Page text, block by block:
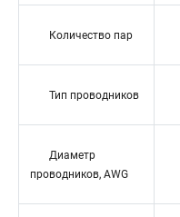
Количество пар
Тип проводников
Диаметр
проводников, AWG